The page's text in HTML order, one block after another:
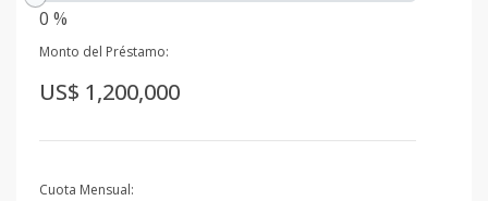
0 %
Monto del Préstamo:
US$ 1,200,000
Cuota Mensual: